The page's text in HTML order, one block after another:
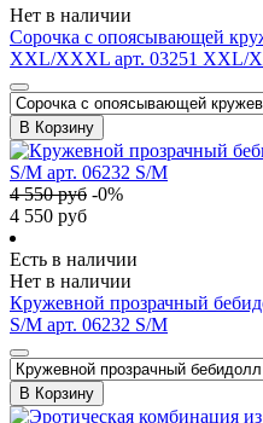
Нет в наличии
Сорочка с опоясывающей
XXL/XXXL арт. 03251 XXL/
В Корзину
4 550руб -0%
4 550 руб
Есть в наличии
Нет в наличии
Кружевной прозрачный
S/M арт. 06232 S/M
В Корзину